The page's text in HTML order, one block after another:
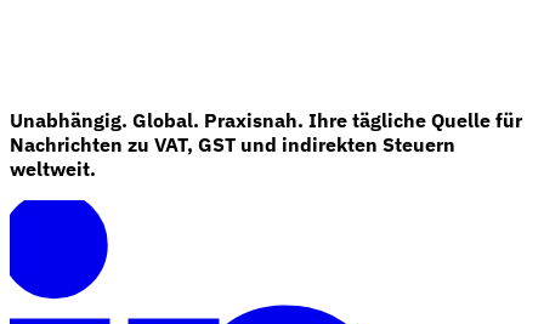
Unabhängig. Global. Praxisnah. Ihre tägliche Quelle für
Nachrichten zu VAT, GST und indirekten Steuern
weltweit.